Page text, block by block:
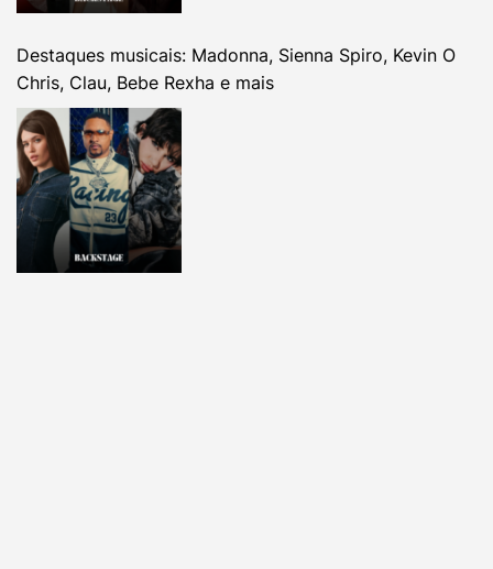
Destaques musicais: Madonna, Sienna Spiro, Kevin O
Chris, Clau, Bebe Rexha e mais